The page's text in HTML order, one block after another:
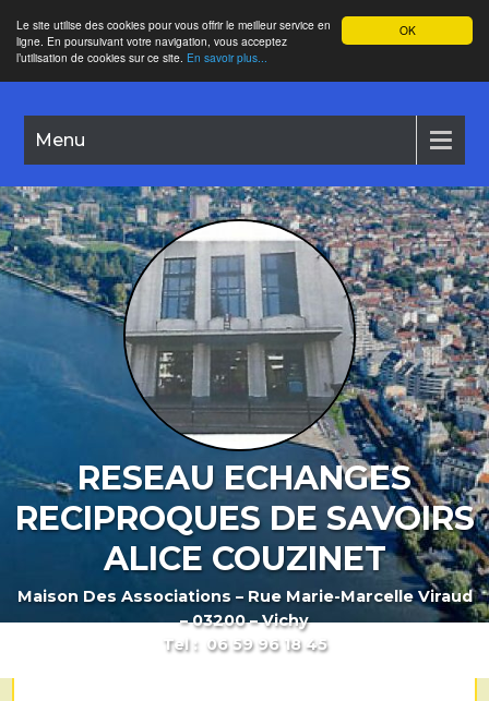
OK
Le site utilise des cookies pour vous offrir le meilleur service en
ligne. En poursuivant votre navigation, vous acceptez
l’utilisation de cookies sur ce site. En savoir plus...
Menu
RESEAU ECHANGES
RECIPROQUES DE SAVOIRS
ALICE COUZINET
Maison Des Associations – Rue Marie-Marcelle Viraud
– 03200 – Vichy
Tel : 06 59 96 18 45